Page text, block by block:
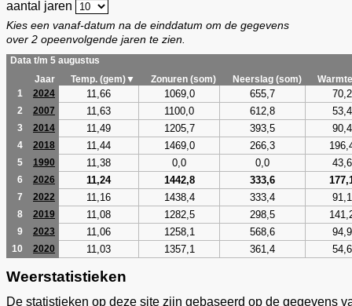
aantal jaren
Kies een vanaf-datum na de einddatum om de gegevens
over 2 opeenvolgende jaren te zien.
Data t/m 5 augustus
Jaar
Temp. (gem)▼ Zonuren (som) Neerslag (som)
1
2024 11,66 1069,0 655,7 70,2
2 2007 11,63 1100,0 612,8 53,4
3 2014 11,49 1205,7 393,5 90,4
4 2018 11,44 1469,0 266,3
5 1990 11,38 0,0 0,0 43,6
6 2026 11,24 1442,8 333,6
7 2022 11,16 1438,4 333,4 91,1
8 2019 11,08 1282,5 298,5
9 2023 11,06 1258,1 568,6 94,9
10 2020 11,03 1357,1 361,4 54,6
Weerstatistieken
De statistieken op deze site zijn gebaseerd op de gegevens